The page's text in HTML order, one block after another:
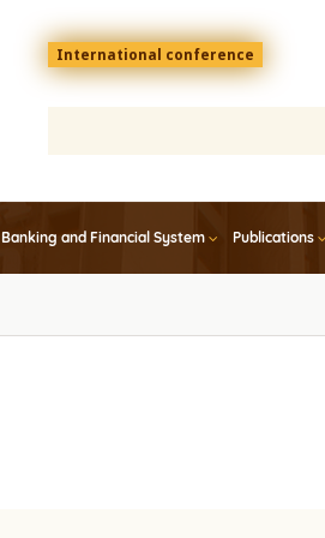
Menu
top
En
International conference
Banking and Financial System Publications